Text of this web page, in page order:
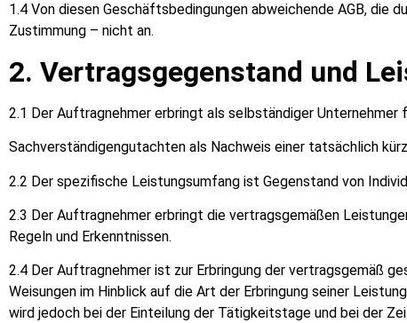
1.4 Von diesen Geschäftsbedingungen abweichende AGB,
Zustimmung – nicht an.
2. Vertragsgegenstand und
2.1 Der Auftragnehmer erbringt als selbständiger
Sachverständigengutachten als Nachweis einer tatsächlich
2.2 Der spezifische Leistungsumfang ist Gegenstand von
2.3 Der Auftragnehmer erbringt die vertragsgemäßen
Regeln und Erkenntnissen.
2.4 Der Auftragnehmer ist zur Erbringung der vertragsgemäß
Weisungen im Hinblick auf die Art der Erbringung seiner
wird jedoch bei der Einteilung der Tätigkeitstage und bei der